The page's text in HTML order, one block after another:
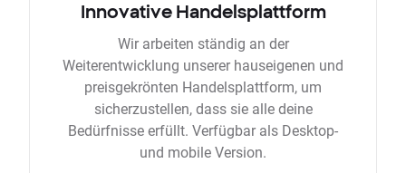
Innovative Handelsplattform
Wir arbeiten ständig an der
Weiterentwicklung unserer hauseigenen und
preisgekrönten Handelsplattform, um
sicherzustellen, dass sie alle deine
Bedürfnisse erfüllt. Verfügbar als Desktop-
und mobile Version.